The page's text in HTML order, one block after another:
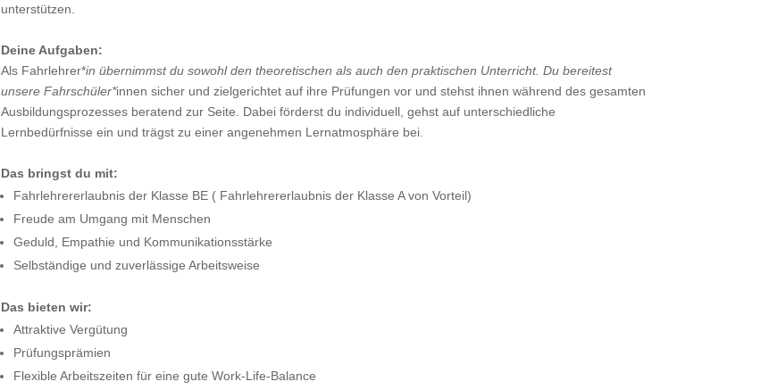
unterstützen.
Deine Aufgaben:
Als Fahrlehrer*in übernimmst du sowohl den theoretischen als auch den praktischen Unterricht. Du bereitest
unsere Fahrschüler*innen sicher und zielgerichtet auf ihre Prüfungen vor und stehst ihnen während des gesamten
Ausbildungsprozesses beratend zur Seite. Dabei förderst du individuell, gehst auf unterschiedliche
Lernbedürfnisse ein und trägst zu einer angenehmen Lernatmosphäre bei.
Das bringst du mit:
Fahrlehrererlaubnis der Klasse BE ( Fahrlehrererlaubnis der Klasse A von Vorteil)
Freude am Umgang mit Menschen
Geduld, Empathie und Kommunikationsstärke
Selbständige und zuverlässige Arbeitsweise
Das bieten wir:
Attraktive Vergütung
Prüfungsprämien
Flexible Arbeitszeiten für eine gute Work-Life-Balance